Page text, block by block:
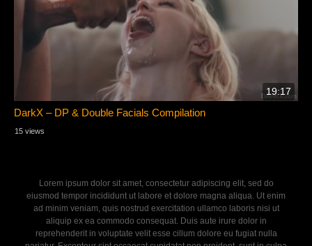
19:17
DarkX – DP & Double Facials Compilation
15 views
Lorem ipsum dolor sit amet, consectetur adipiscing elit, sed do
eiusmod tempor incididunt ut labore et dolore magna aliqua. Ut enim
ad minim veniam, quis nostrud exercitation ullamco laboris nisi ut
aliquip ex ea commodo consequat. Duis aute irure dolor in
reprehenderit in voluptate velit esse cillum dolore eu fugiat nulla